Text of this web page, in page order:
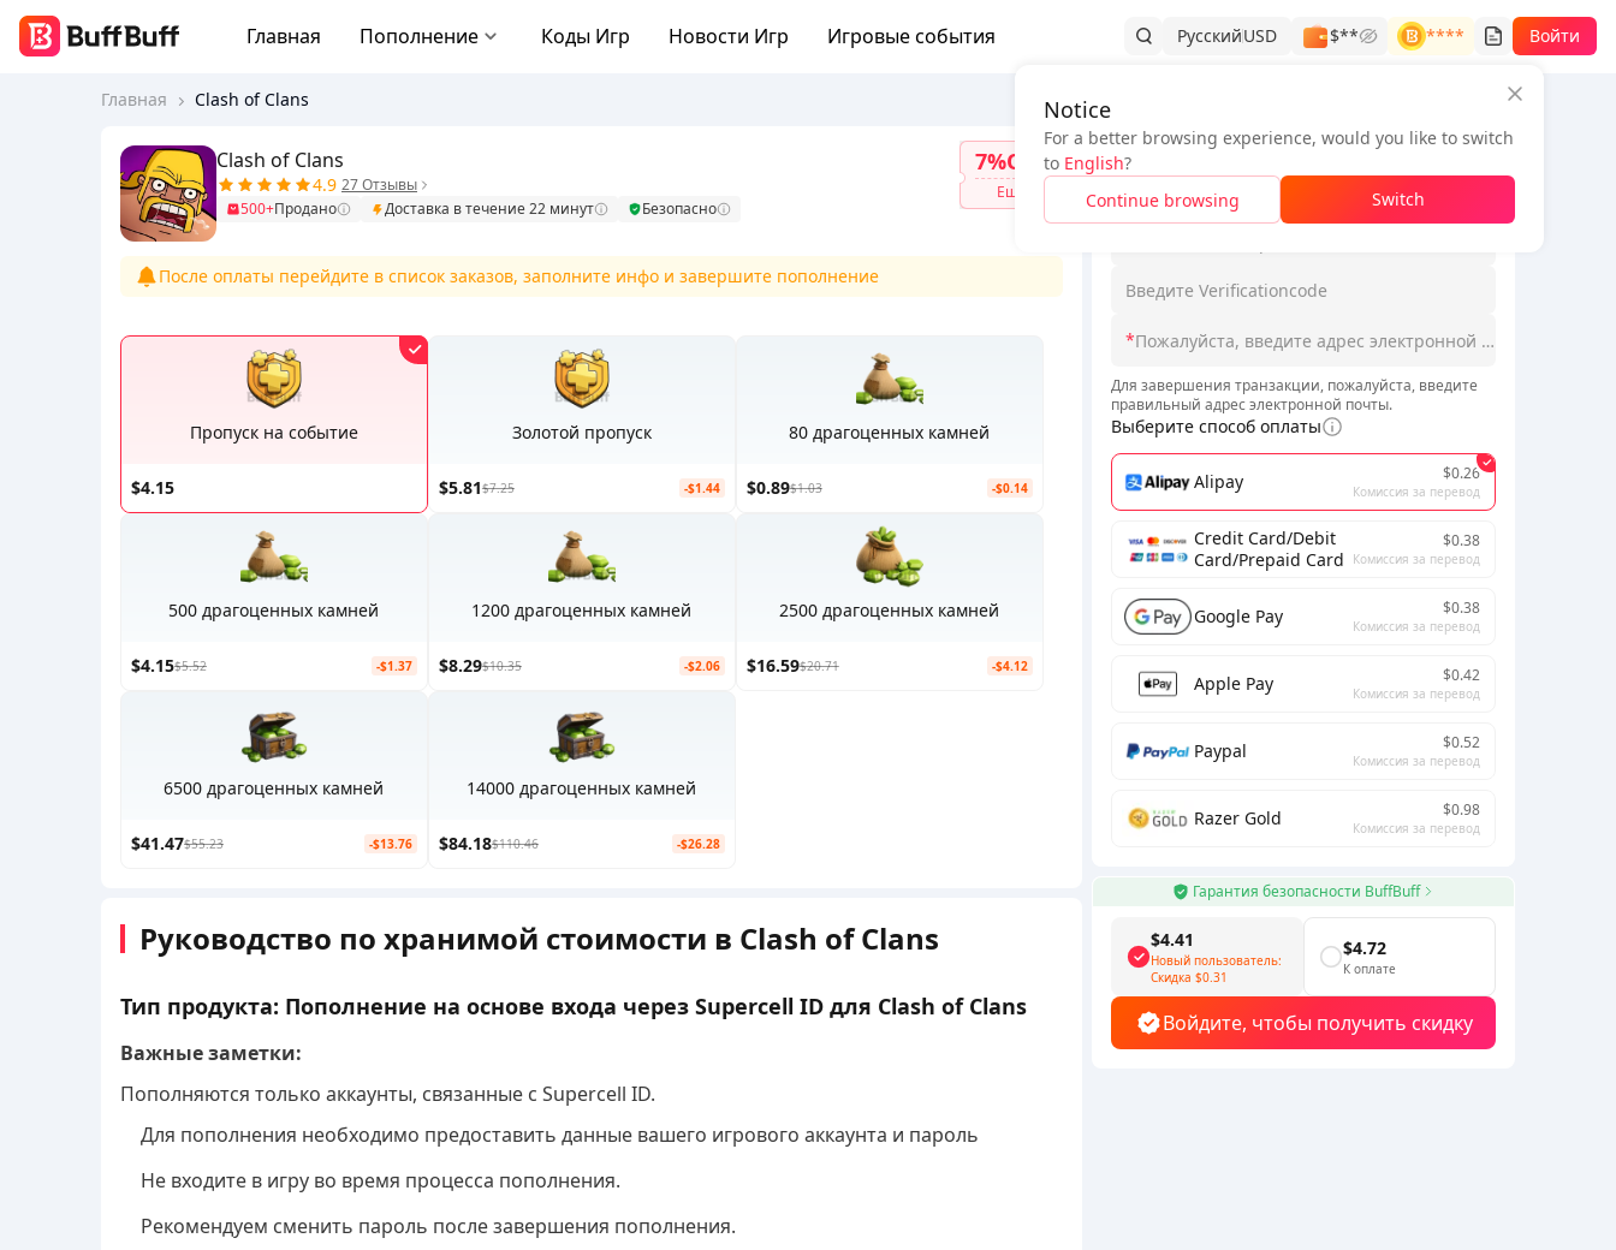
Главная Пополнение Коды Игр Новости Игр Игровые события РусскийUSD $** **** Войти
Главная Clash of Clans
Информация о заказе
*
*
Для завершения транзакции, пожалуйста, введите
правильный адрес электронной почты.
Выберите способ оплаты
Alipay $0.26
Комиссия за перевод
Credit Card/Debit
Card/Prepaid Card
$0.38
Комиссия за перевод
Google Pay $0.38
Комиссия за перевод
Apple Pay $0.42
Комиссия за перевод
Paypal $0.52
Комиссия за перевод
Razer Gold $0.98
Комиссия за перевод
Гарантия безопасности BuffBuff
$4.41
Новый пользователь:
Скидка $0.31
$4.72
К оплате
Войдите, чтобы получить скидку
Clash of Clans
4.9 27 Отзывы
500+Продано Доставка в течение 22 минут Безопасно
7%OFF
Ещё
После оплаты перейдите в список заказов, заполните инфо и завершите пополнение
Пропуск на событие
$4.15
Золотой пропуск
$5.81$7.25 -$1.44
80 драгоценных камней
$0.89$1.03 -$0.14
500 драгоценных камней
$4.15$5.52 -$1.37
1200 драгоценных камней
$8.29$10.35 -$2.06
2500 драгоценных камней
$16.59$20.71 -$4.12
6500 драгоценных камней
$41.47$55.23 -$13.76
14000 драгоценных камней
$84.18$110.46 -$26.28
Руководство по хранимой стоимости в Clash of Clans
Тип продукта: Пополнение на основе входа через Supercell ID для Clash of Clans
Важные заметки:
Пополняются только аккаунты, связанные с Supercell ID.
Для пополнения необходимо предоставить данные вашего игрового аккаунта и пароль
Не входите в игру во время процесса пополнения.
Рекомендуем сменить пароль после завершения пополнения.
Notice
For a better browsing experience, would you like to switch
to English?
Continue browsing
Switch